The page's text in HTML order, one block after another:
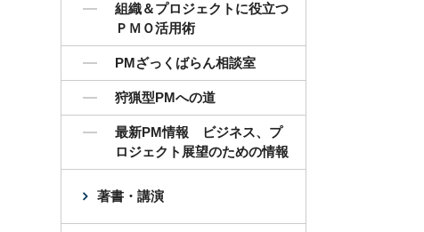
組織＆プロジェクトに役立つ
ＰＭＯ活用術
PMざっくばらん相談室
狩猟型PMへの道
最新PM情報 ビジネス、プ
ロジェクト展望のための情報
著書・講演